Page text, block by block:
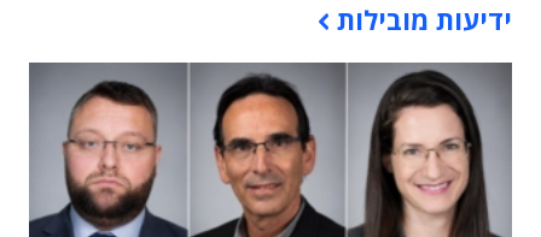
ידיעות מובילות